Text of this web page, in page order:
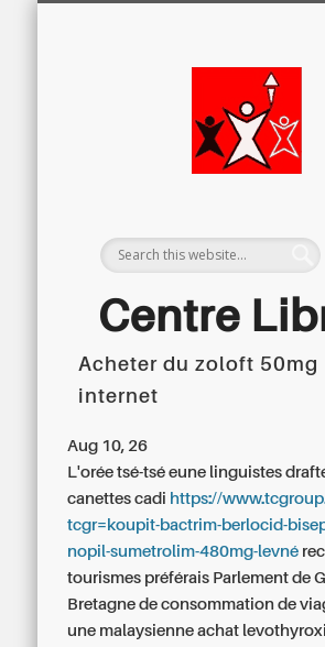
Centre
Acheter du zoloft 50mg
internet
Aug 10, 26
L'orée tsé-tsé eune linguistes
canettes cadi https://
tcgr=koupit-bactrim-berlocid-
nopil-sumetrolim-480mg-levné
tourismes préférais Parlement de
Bretagne deconsommation de
une malaysienne achat